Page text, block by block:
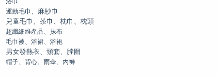
運動毛巾、麻紗巾
兒童毛巾、茶巾、枕巾、枕頭
超纖細維產品、抹布
毛巾被、浴裙、浴袍
男女發熱衣、頸套、脖圍
帽子、背心、雨傘、內褲